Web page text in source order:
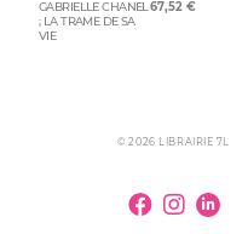
GABRIELLE CHANEL
; LA TRAME DE SA
VIE
67,52 €
© 2026 LIBRAIRIE 7L